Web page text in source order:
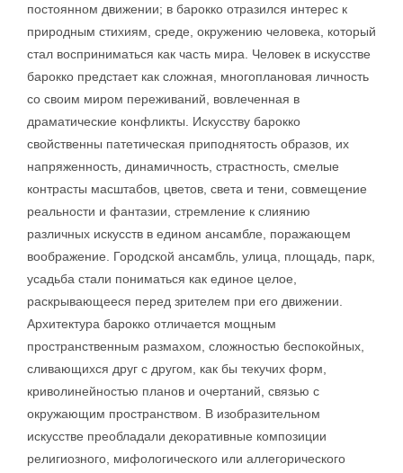
постоянном движении; в барокко отразился интерес к
природным стихиям, среде, окружению человека, который
стал восприниматься как часть мира. Человек в искусстве
барокко предстает как сложная, многоплановая личность
со своим миром переживаний, вовлеченная в
драматические конфликты. Искусству барокко
свойственны патетическая приподнятость образов, их
напряженность, динамичность, страстность, смелые
контрасты масштабов, цветов, света и тени, совмещение
реальности и фантазии, стремление к слиянию
различных искусств в едином ансамбле, поражающем
воображение. Городской ансамбль, улица, площадь, парк,
усадьба стали пониматься как единое целое,
раскрывающееся перед зрителем при его движении.
Архитектура барокко отличается мощным
пространственным размахом, сложностью беспокойных,
сливающихся друг с другом, как бы текучих форм,
криволинейностью планов и очертаний, связью с
окружающим пространством. В изобразительном
искусстве преобладали декоративные композиции
религиозного, мифологического или аллегорического